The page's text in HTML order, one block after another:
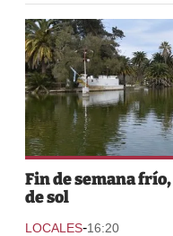
Fin de semana
de sol
LOCALES-16:20